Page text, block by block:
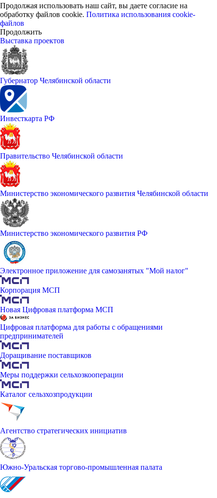
Продолжая использовать наш сайт, вы даете согласие на
обработку файлов cookie. Политика использования cookie-
файлов
Продолжить
Выставка проектов
Губернатор Челябинской области
Инвесткарта РФ
Правительство Челябинской области
Министерство экономического развития Челябинской области
Министерство экономического развития РФ
Электронное приложение для самозанятых "Мой налог"
Корпорация МСП
Новая Цифровая платформа МСП
Цифровая платформа для работы с обращениями
предпринимателей
Доращивание поставщиков
Меры поддержки сельхозкооперации
Каталог сельзхозпродукции
Агентство стратегических инициатив
Южно-Уральская торгово-промышленная палата